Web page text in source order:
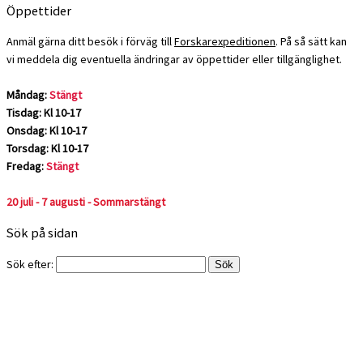
Öppettider
Anmäl gärna ditt besök i förväg tillForskarexpeditionen. På så sätt kan
vi meddela dig eventuella ändringar av öppettider eller tillgänglighet.
Måndag:Stängt
Tisdag: Kl 10-17
Onsdag: Kl 10-17
Torsdag: Kl 10-17
Fredag:Stängt
20 juli - 7 augusti - Sommarstängt
Sök på sidan
Sök efter: